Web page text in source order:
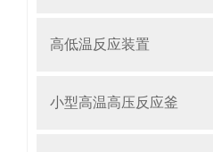
高低温反应装置
小型高温高压反应釜